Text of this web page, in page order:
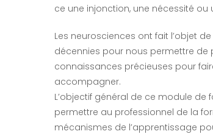
ce une injonction, une nécessité ou
Les neurosciences ont fait l’objet
décennies pour nous permettre de
connaissances précieuses pour
accompagner.
L’objectif général de ce module
permettre au professionnel de la
mécanismes de l’apprentissage